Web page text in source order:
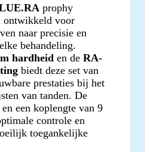
prophy
ontwikkeld voor
naar precisie en
behandeling.
hardheid en de RA-
biedt deze set van
prestaties bij het
van tanden. De
een koplengte van 9
controle en
toegankelijke